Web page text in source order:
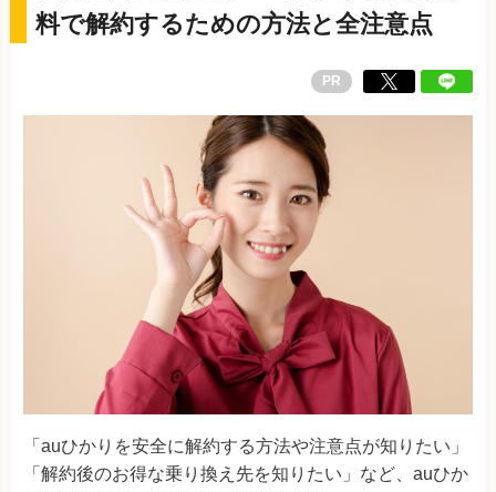
料で解約するための方法と全注意点
PR
「auひかりを安全に解約する方法や注意点が知りたい」
「解約後のお得な乗り換え先を知りたい」など、auひか